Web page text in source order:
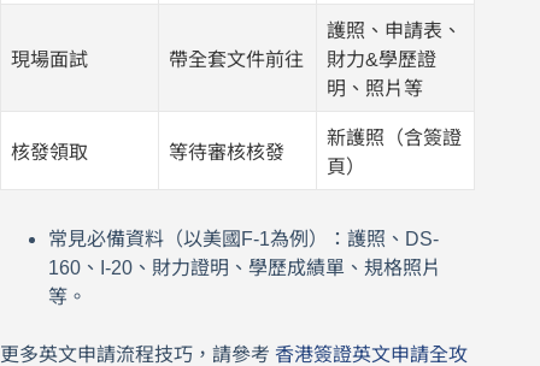
現場面試 帶全套文件前往
護照、申請表、
財力&學歷證
明、照片等
核發領取 等待審核核發
新護照（含簽證
頁）
常見必備資料（以美國F-1為例）：護照、DS-
160、I-20、財力證明、學歷成績單、規格照片
等。
更多英文申請流程技巧，請參考 香港簽證英文申請全攻